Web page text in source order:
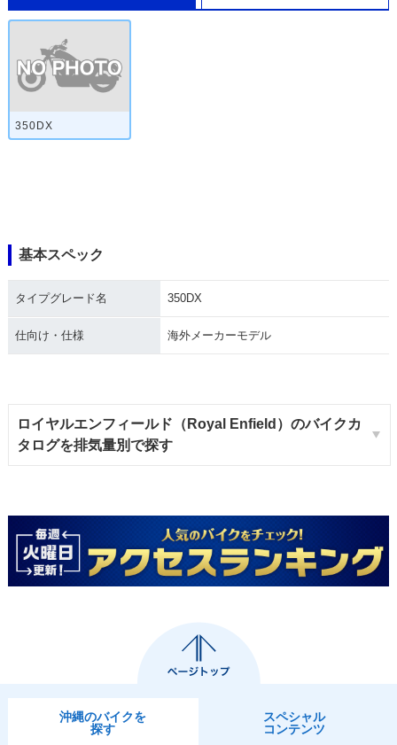
350DX
基本スペック
タイプグレード名 350DX
仕向け・仕様 海外メーカーモデル
ロイヤルエンフィールド（Royal Enfield）のバイクカ
タログを排気量別で探す
沖縄のバイクを
探す
スペシャル
コンテンツ